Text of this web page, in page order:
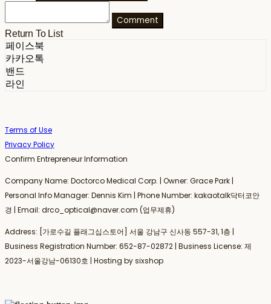
Comment
Return To List
페이스북
카카오톡
밴드
라인
Terms of Use
Privacy Policy
Confirm Entrepreneur Information
Company Name: Doctorco Medical Corp. | Owner: Grace Park |
Personal Info Manager: Dennis Kim | Phone Number: kakaotalk닥터코안
경 | Email: drco_optical@naver.com (업무제휴)
Address: [가로수길 플래그십스토어] 서울 강남구 신사동 557-31, 1층 |
Business Registration Number: 652-87-02872 | Business License: 제
2023-서울강남-06130호 | Hosting by sixshop